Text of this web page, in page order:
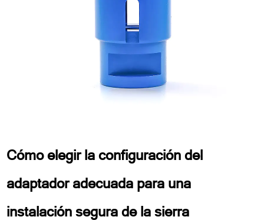
Cómo elegir la configuración del
adaptador adecuada para una
instalación segura de la sierra